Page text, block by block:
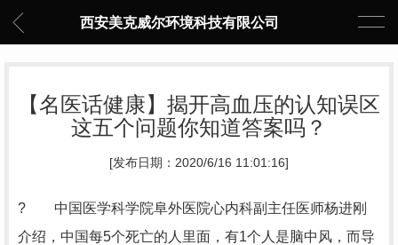
西安美克威尔环境科技有限公司
【名医话健康】揭开高血压的认知误区
这五个问题你知道答案吗？
[发布日期：2020/6/16 11:01:16]
? 中国医学科学院阜外医院心内科副主任医师杨进刚
介绍，中国每5个死亡的人里面，有1个人是脑中风，而导